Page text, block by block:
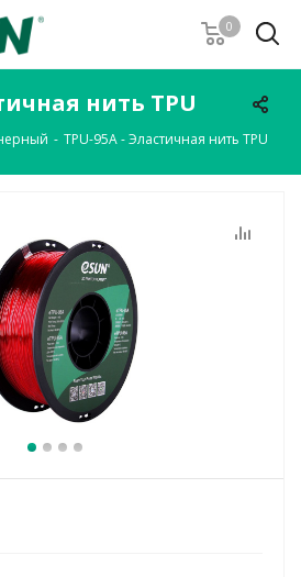
0
нить TPU
- TPU-95A - Эластичная нить TPU